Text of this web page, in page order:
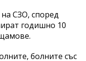
СЗО, според
годишно 10
болните със